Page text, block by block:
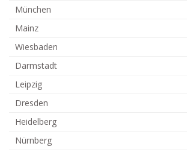
München
Mainz
Wiesbaden
Darmstadt
Leipzig
Dresden
Heidelberg
Nürnberg